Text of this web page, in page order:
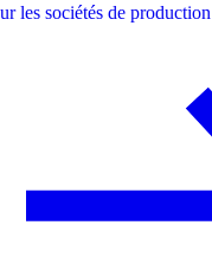
les sociétés de production